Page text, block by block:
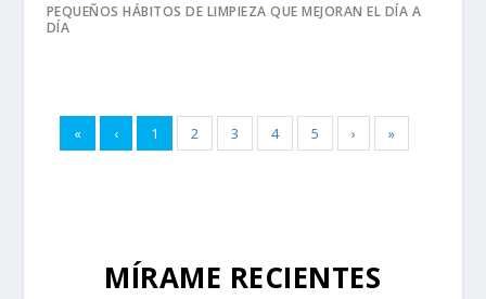
PEQUEÑOS HÁBITOS DE LIMPIEZA QUE MEJORAN EL DÍA A
DÍA
« ‹ 1 2 3 4 5 › »
MÍRAME RECIENTES